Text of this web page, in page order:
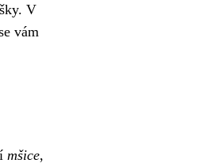
V
vám
mšice,